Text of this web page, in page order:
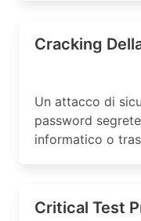
Cracking
Un attacco di
password
informatico o
Critical Test